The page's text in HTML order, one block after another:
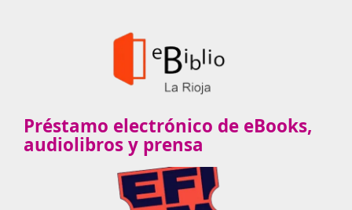
Préstamo electrónico de eBooks,
audiolibros y prensa